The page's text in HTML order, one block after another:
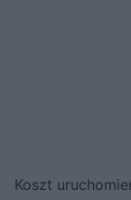
Koszt